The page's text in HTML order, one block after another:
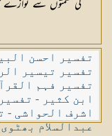
کی نعمتوں سے نوازے
تفسیر احسن
تفسیر تیسیر
تفسیر فہم
ابن کثیر -
اشرف الحواشی -
عبدالسلام